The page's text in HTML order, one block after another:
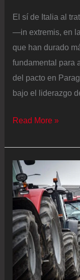
El sí de Italia al
—in extremis, en
que han durado
fundamental para
del pacto en
bajo el liderazgo
Meloni
el
acuerdo
con
Mercosur:
del
freno
político
al
Read More »